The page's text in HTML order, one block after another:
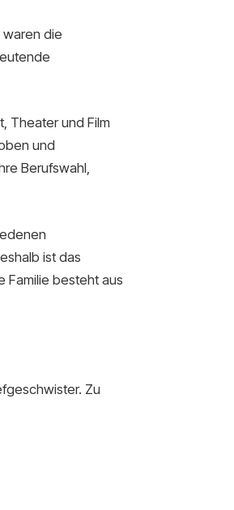
waren die
Theater und Film
und
Berufswahl,
ist das
Familie besteht aus
Zu